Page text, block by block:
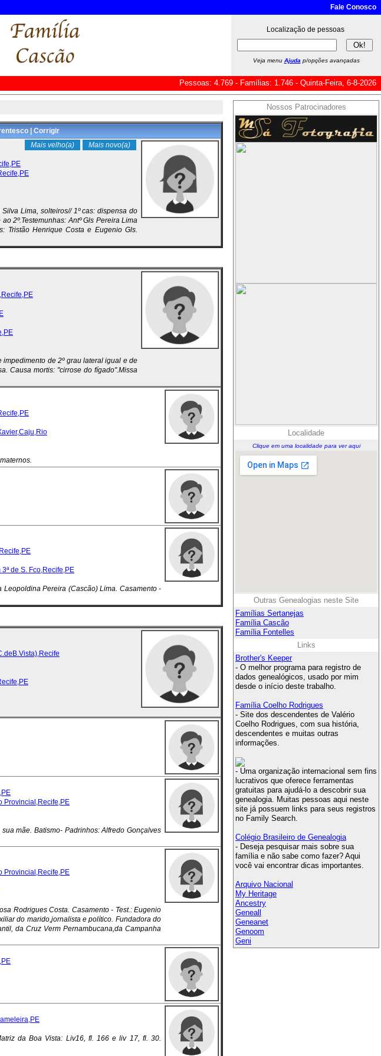
Fale Conosco
Localização de pessoas
Veja menu Ajuda p/opções avançadas
Pessoas: 4.769 - Famílias: 1.746 - Quinta-Feira, 6-8-2026
| Corrigir
Mais velho(a)
Mais novo(a)
Lima, solteiros// 1º cas: dispensa do
2º.Testemunhas: Antº Gls Pereira Lima
Tristão Henrique Costa e Eugenio Gls.
impedimento de 2º grau lateral igual e de
Causa mortis: "cirrose do fígado".Missa
de S. Fco,Recife,PE
Pereira (Cascão) Lima. Casamento -
Provincial,Recife,PE
mãe. Batismo- Padrinhos: Alfredo Gonçalves
Provincial,Recife,PE
Rodrigues Costa. Casamento - Test.: Eugenio
do marido,jornalista e político. Fundadora do
da Cruz Verm Pernambucana,da Campanha
da Boa Vista: Liv16, fl. 166 e liv 17, fl. 30.
Nossos Patrocinadores
Localidade
Clique em uma localidade para ver aqui
Outras Genealogias neste Site
Famílias Sertanejas
Família Cascão
Família Fontelles
Links
Brother's Keeper
- O melhor programa para registro de
dados genealógicos, usado por mim
desde o início deste trabalho.
Família Coelho Rodrigues
- Site dos descendentes de Valério
Coelho Rodrigues, com sua história,
descendentes e muitas outras
informações.
- Uma organização internacional sem fins
lucrativos que oferece ferramentas
gratuitas para ajudá-lo a descobrir sua
genealogia. Muitas pessoas aqui neste
site já possuem links para seus registros
no Family Search.
Colégio Brasileiro de Genealogia
- Deseja pesquisar mais sobre sua
família e não sabe como fazer? Aqui
você vai encontrar dicas importantes.
Arquivo Nacional
My Heritage
Ancestry
Geneall
Geneanet
Genoom
Geni